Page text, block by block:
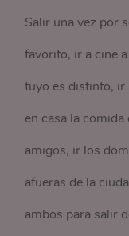
Salir una vez por
favorito, ir a cine
tuyo es distinto, ir
en casa la
amigos, ir los
afueras de la
ambos para salir